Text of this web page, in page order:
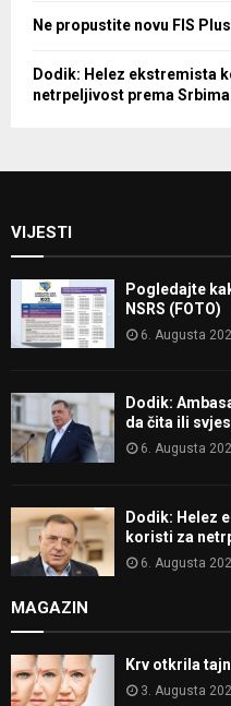
Ne propustite novu FIS
Dodik: Helez ekstremista
netrpeljivost prema Srbima
VIJESTI
Pogledajte
NSRS (FOTO)
6. Augusta
Dodik:
da čita ili
6. Augusta
Dodik: Helez
koristi za
6. Augusta
MAGAZIN
Krv otkrila
3. Augusta